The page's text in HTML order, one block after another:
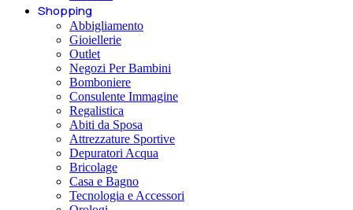
Shopping
Abbigliamento
Gioiellerie
Outlet
Negozi Per Bambini
Bomboniere
Consulente Immagine
Regalistica
Abiti da Sposa
Attrezzature Sportive
Depuratori Acqua
Bricolage
Casa e Bagno
Tecnologia e Accessori